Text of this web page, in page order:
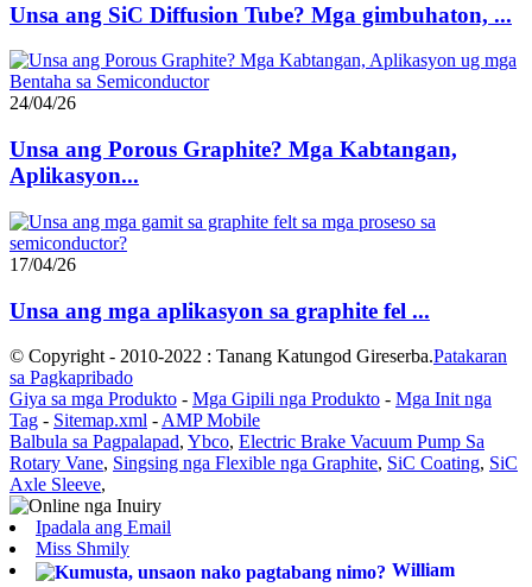
Unsa ang SiC Diffusion Tube? Mga gimbuhaton, ...
24/04/26
Unsa ang Porous Graphite? Mga Kabtangan,
Aplikasyon...
17/04/26
Unsa ang mga aplikasyon sa graphite fel ...
© Copyright - 2010-2022 : Tanang Katungod Gireserba.Patakaran
sa Pagkapribado
Giya sa mga Produkto - Mga Gipili nga Produkto - Mga Init nga
Tag - Sitemap.xml - AMP Mobile
Balbula sa Pagpalapad, Ybco, Electric Brake Vacuum Pump Sa
Rotary Vane, Singsing nga Flexible nga Graphite, SiC Coating, SiC
Axle Sleeve,
Ipadala ang Email
Miss Shmily
William